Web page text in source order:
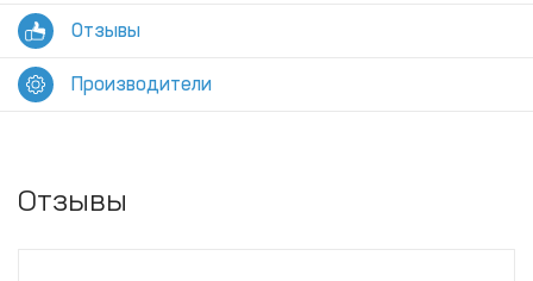
Отзывы
Производители
Отзывы